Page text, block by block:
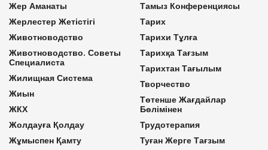
Жер Аманаты
Жерлестер Жетістігі
Животноводство
Животноводство. Советы
Специалиста
Жилищная Система
Жиын
ЖКХ
Жолдауға Қолдау
Жұмыспен Қамту
Тамыз Конференциясы
Тарих
Тарихи Тұлға
Тарихқа Тағзым
Тарихтан Тағылым
Творчество
Төтенше Жағдайлар
Бөлімінен
Трудотерапия
Туған Жерге Тағзым